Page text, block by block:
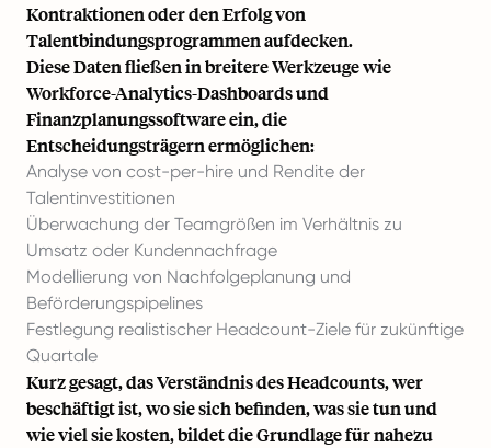
Kontraktionen oder den Erfolg von
Talentbindungsprogrammen aufdecken.
Diese Daten fließen in breitere Werkzeuge wie
Workforce-Analytics-Dashboards und
Finanzplanungssoftware ein, die
Entscheidungsträgern ermöglichen:
Analyse von cost-per-hire und Rendite der
Talentinvestitionen
Überwachung der Teamgrößen im Verhältnis zu
Umsatz oder Kundennachfrage
Modellierung von Nachfolgeplanung und
Beförderungspipelines
Festlegung realistischer Headcount-Ziele für zukünftige
Quartale
Kurz gesagt, das Verständnis des Headcounts, wer
beschäftigt ist, wo sie sich befinden, was sie tun und
wie viel sie kosten, bildet die Grundlage für nahezu